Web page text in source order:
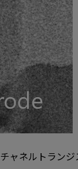
ャネルトラン